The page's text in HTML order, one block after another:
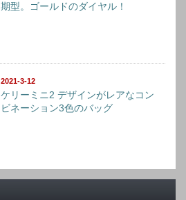
期型。ゴールドのダイヤル！
2021-3-12
ケリーミニ2 デザインがレアなコン
ビネーション3色のバッグ